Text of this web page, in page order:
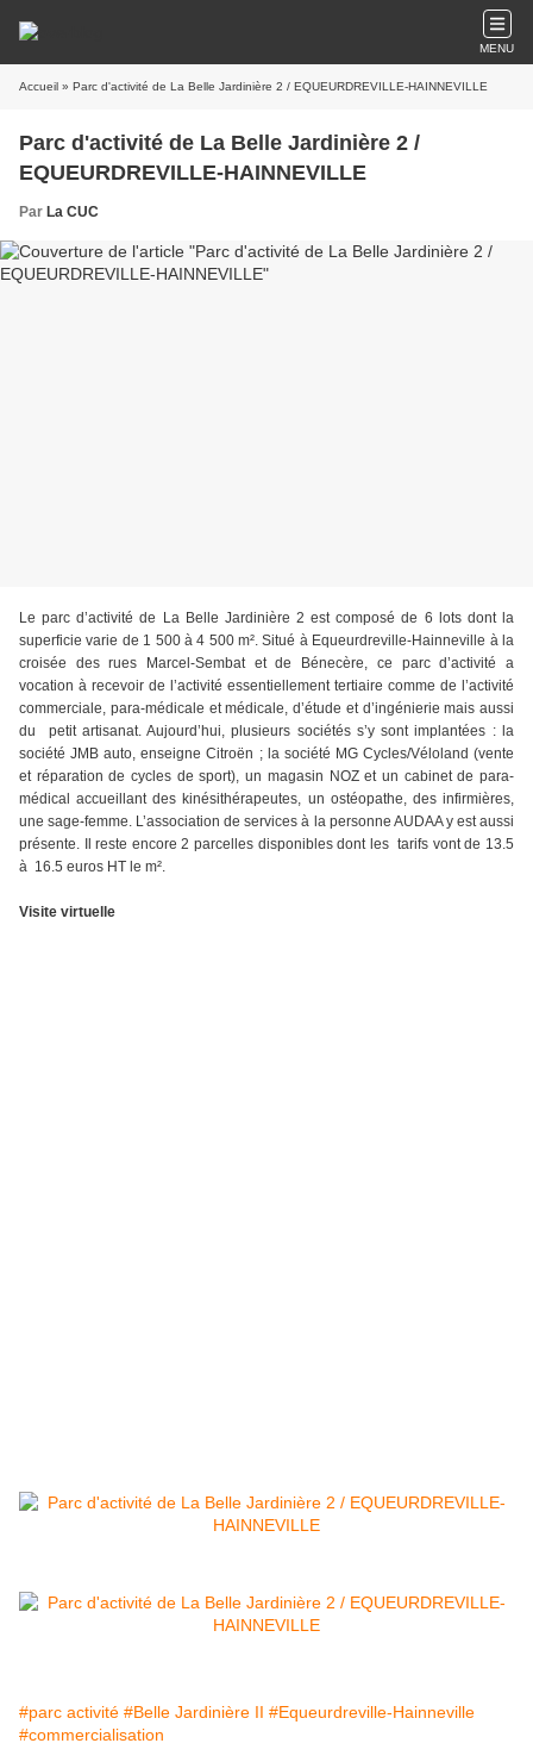
MENU
Accueil » Parc d'activité de La Belle Jardinière 2 / EQUEURDREVILLE-HAINNEVILLE
Parc d'activité de La Belle Jardinière 2 /
EQUEURDREVILLE-HAINNEVILLE
Par La CUC
Le parc d’activité de La Belle Jardinière 2 est composé de 6 lots dont la
superficie varie de 1 500 à 4 500 m². Situé à Equeurdreville-Hainneville à la
croisée des rues Marcel-Sembat et de Bénecère, ce parc d’activité a
vocation à recevoir de l’activité essentiellement tertiaire comme de l’activité
commerciale, para-médicale et médicale, d’étude et d’ingénierie mais aussi
du petit artisanat. Aujourd’hui, plusieurs sociétés s’y sont implantées : la
société JMB auto, enseigne Citroën ; la société MG Cycles/Véloland (vente
et réparation de cycles de sport), un magasin NOZ et un cabinet de para-
médical accueillant des kinésithérapeutes, un ostéopathe, des infirmières,
une sage-femme. L’association de services à la personne AUDAA y est aussi
présente. Il reste encore 2 parcelles disponibles dont les tarifs vont de 13.5
à 16.5 euros HT le m².
Visite virtuelle
#parc activité #Belle Jardinière II #Equeurdreville-Hainneville
#commercialisation